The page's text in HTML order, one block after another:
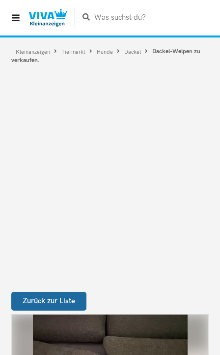
Was suchst du?
Kleinanzeigen Tiermarkt Hunde Dackel
Dackel-Welpen zu
verkaufen.
Zurück zur Liste